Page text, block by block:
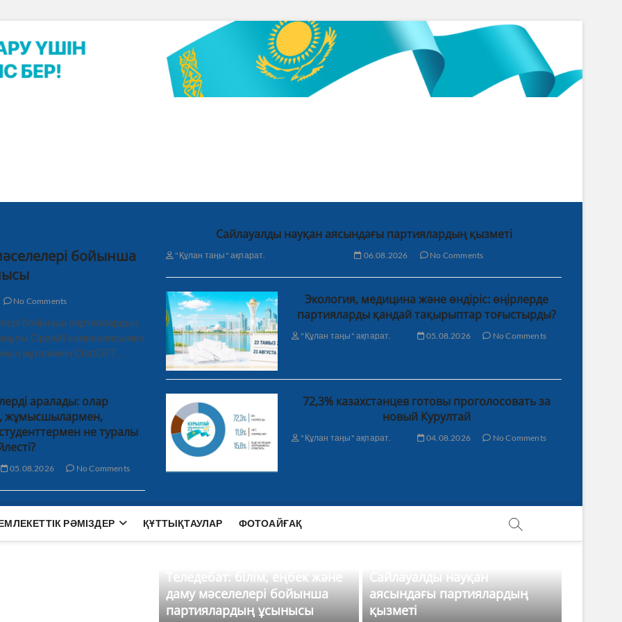
бойынша
No Comments
бойынша партиялардың
OpenAI компаниясымен
мұғалімнің ChatGPT…
Сайлауалды науқан аясындағы партиялардың қызметі
"Құлан таңы" ақпарат. 06.08.2026 No Comments
Экология, медицина және өндіріс: өңірлерде
партияларды қандай тақырыптар тоғыстырды?
"Құлан таңы" ақпарат. 05.08.2026 No Comments
аралады: олар
жұмысшылармен,
не туралы
05.08.2026 No Comments
72,3% казахстанцев готовы проголосовать за
новый Курултай
"Құлан таңы" ақпарат. 04.08.2026 No Comments
РӘМІЗДЕР ҚҰТТЫҚТАУЛАР ФОТОАЙҒАҚ
Теледебат: білім, еңбек және
даму мәселелері бойынша
партиялардың ұсынысы
Сайлауалды науқан
аясындағы партиялардың
қызметі